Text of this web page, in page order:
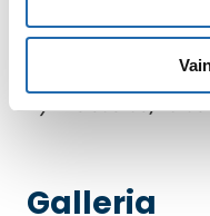
Sviitin koko: 51-85
Hytin sisustus/
Galleria